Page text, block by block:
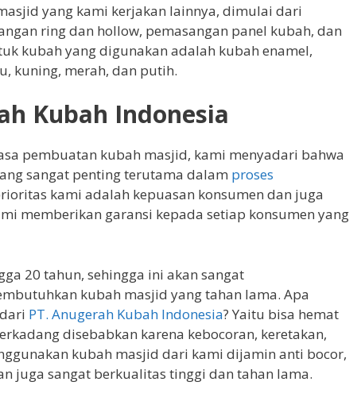
yang kami kerjakan lainnya, dimulai dari
ring dan hollow, pemasangan panel kubah, dan
kubah yang digunakan adalah kubah enamel,
kuning, merah, dan putih.
Kubah Indonesia
pembuatan kubah masjid, kami menyadari bahwa
sangat penting terutama dalam proses
kami adalah kepuasan konsumen dan juga
memberikan garansi kepada setiap konsumen yang
20 tahun, sehingga ini akan sangat
kubah masjid yang tahan lama. Apa
PT. Anugerah Kubah Indonesia? Yaitu bisa hemat
disebabkan karena kebocoran, keretakan,
kubah masjid dari kami dijamin anti bocor,
juga sangat berkualitas tinggi dan tahan lama.